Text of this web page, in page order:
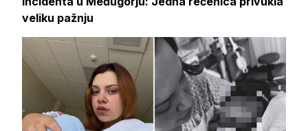
veliku pažnju